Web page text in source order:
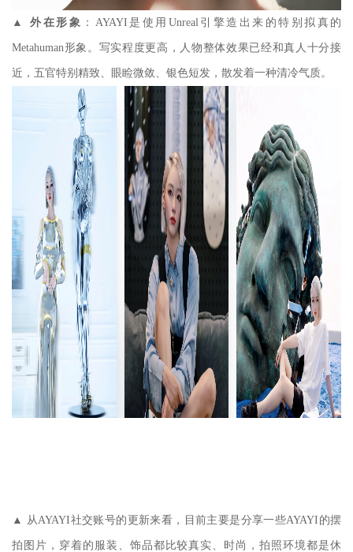
▲ 外在形象 ：AYAYI是使用Unreal引擎造出来的特别拟真的
Metahuman形象。写实程度更高，人物整体效果已经和真人十分接
近，五官特别精致、眼睑微敛、银色短发，散发着一种清冷气质。
▲ 从AYAYI社交账号的更新来看，目前主要是分享一些AYAYI的摆
拍图片，穿着的服装、饰品都比较真实、时尚，拍照环境都是休